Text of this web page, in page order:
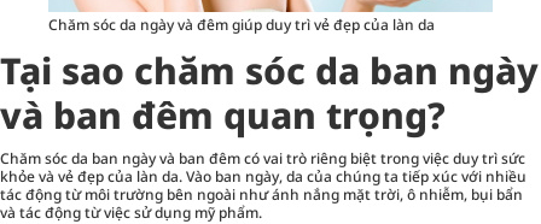
Chăm sóc da ngày và đêm giúp duy trì vẻ đẹp của làn da
Tại sao chăm sóc da ban ngày
và ban đêm quan trọng?
Chăm sóc da ban ngày và ban đêm có vai trò riêng biệt trong việc duy trì sức
khỏe và vẻ đẹp của làn da. Vào ban ngày, da của chúng ta tiếp xúc với nhiều
tác động từ môi trường bên ngoài như ánh nắng mặt trời, ô nhiễm, bụi bẩn
và tác động từ việc sử dụng mỹ phẩm.